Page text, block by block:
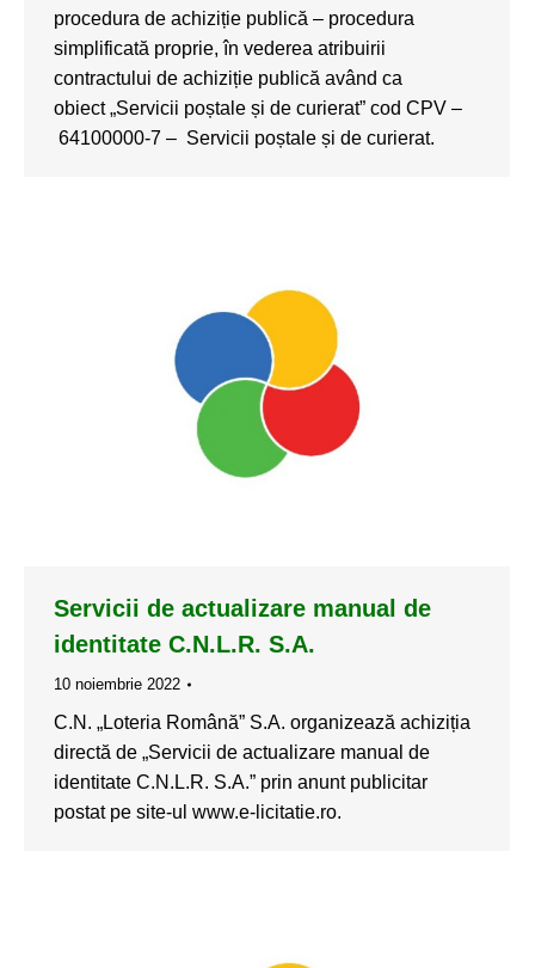
procedura de achiziție publică – procedura
simplificată proprie, în vederea atribuirii
contractului de achiziție publică având ca
obiect „Servicii poștale și de curierat” cod CPV –
64100000-7 – Servicii poștale și de curierat.
Servicii de actualizare manual de
identitate C.N.L.R. S.A.
10 noiembrie 2022
C.N. „Loteria Română” S.A. organizează achiziția
directă de „Servicii de actualizare manual de
identitate C.N.L.R. S.A.” prin anunt publicitar
postat pe site-ul www.e-licitatie.ro.